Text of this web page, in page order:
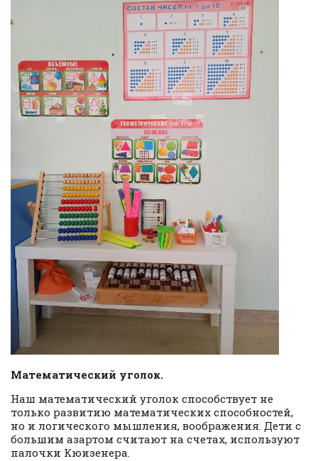
Математический уголок.
Наш математический уголок способствует не
только развитию математических способностей,
но и логического мышления, воображения. Дети с
большим азартом считают на счетах, используют
палочки Кюизенера.